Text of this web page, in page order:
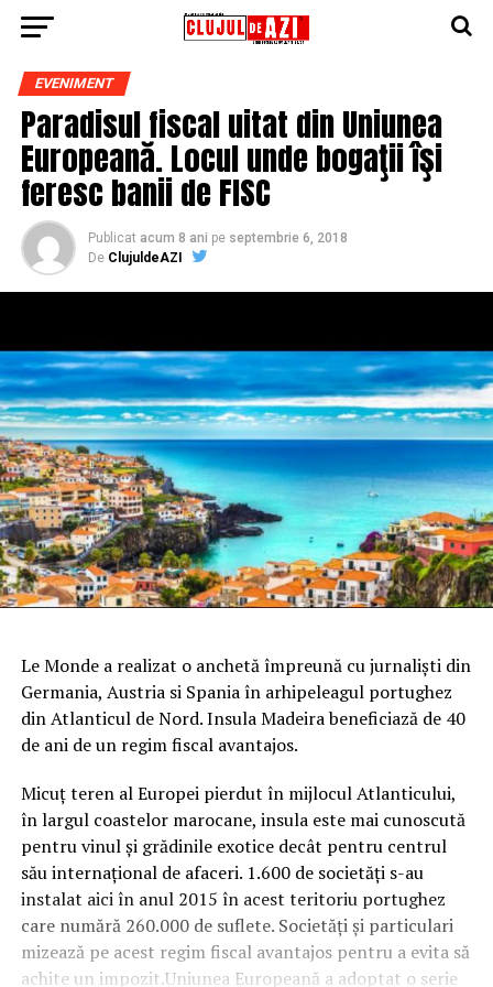
EVENIMENT
Paradisul fiscal uitat din Uniunea
Europeană. Locul unde bogaţii îşi
feresc banii de FISC
Publicat acum 8 ani pe septembrie 6, 2018
De ClujuldeAZI
Le Monde a realizat o anchetă împreună cu jurnalişti din
Germania, Austria si Spania în arhipeleagul portughez
din Atlanticul de Nord. Insula Madeira beneficiază de 40
de ani de un regim fiscal avantajos.
Micuţ teren al Europei pierdut în mijlocul Atlanticului,
în largul coastelor marocane, insula este mai cunoscută
pentru vinul şi grădinile exotice decât pentru centrul
său internaţional de afaceri. 1.600 de societăţi s-au
instalat aici în anul 2015 în acest teritoriu portughez
care numără 260.000 de suflete.Societăţi şi particulari
mizează pe acest regim fiscal avantajos pentru a evita să
achite un impozit.Uniunea Europeană a adoptat o serie